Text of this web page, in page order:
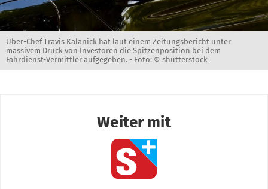
Uber-Chef Travis Kalanick hat laut einem Zeitungsbericht unter
massivem Druck von Investoren die Spitzenposition bei dem
Fahrdienst-Vermittler aufgegeben. - Foto: © shutterstock